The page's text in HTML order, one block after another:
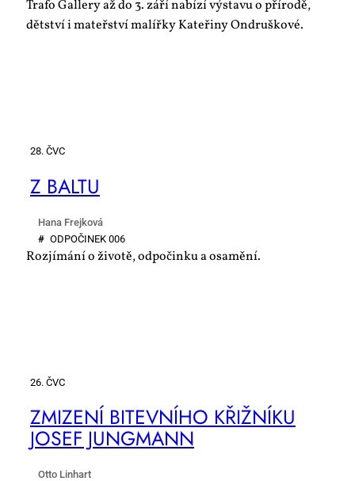
Trafo Gallery až do 3. září nabízí výstavu o přírodě,
dětství i mateřství malířky Kateřiny Ondruškové.
28. ČVC
Z BAL­TU
Hana Frejková
# OD­PO­ČI­NEK 006
Rozjímání o životě, odpočinku a osamění.
26. ČVC
ZMI­ZE­NÍ BI­TEV­NÍ­HO KŘIŽ­NÍ­KU
JO­SEF JUNG­MANN
Otto Linhart